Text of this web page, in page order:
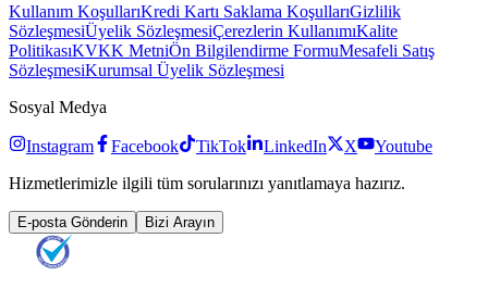
Kullanım KoşullarıKredi Kartı Saklama KoşullarıGizlilik
SözleşmesiÜyelik SözleşmesiÇerezlerin KullanımıKalite
PolitikasıKVKK MetniÖn Bilgilendirme FormuMesafeli Satış
SözleşmesiKurumsal Üyelik Sözleşmesi
Sosyal Medya
Instagram Facebook TikTok LinkedIn X
Youtube
Hizmetlerimizle ilgili tüm sorularınızı yanıtlamaya hazırız.
E-posta Gönderin Bizi Arayın